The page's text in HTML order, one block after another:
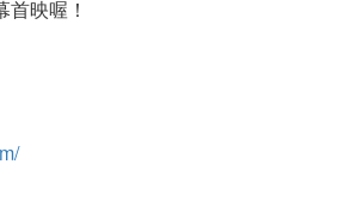
映喔！